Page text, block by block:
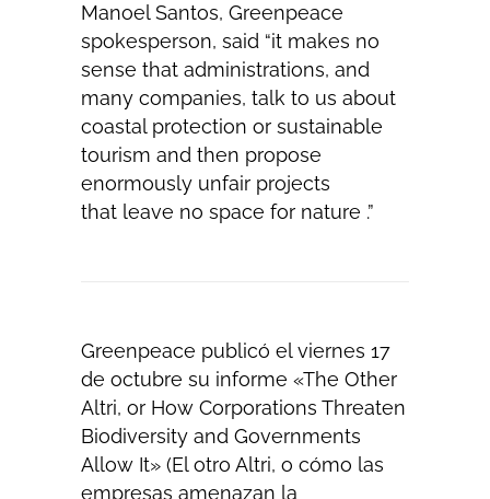
Manoel Santos, Greenpeace
spokesperson, said “it makes no
sense that administrations, and
many companies, talk to us about
coastal protection or sustainable
tourism and then propose
enormously unfair projects
that leave no space for nature .”
Greenpeace publicó el viernes 17
de octubre su informe «The Other
Altri, or How Corporations Threaten
Biodiversity and Governments
Allow It» (El otro Altri, o cómo las
empresas amenazan la